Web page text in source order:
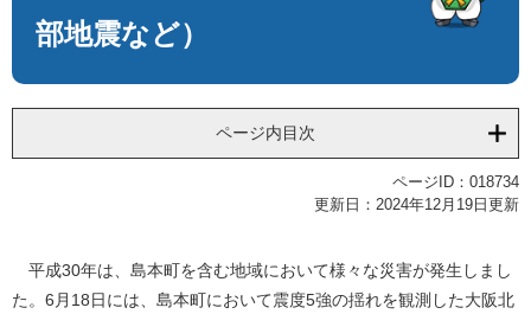
部地震など）
ページ内目次
ページID：018734
更新日：2024年12月19日更新
平成30年は、島本町を含む地域において様々な災害が発生しまし
た。6月18日には、島本町において震度5強の揺れを観測した大阪北